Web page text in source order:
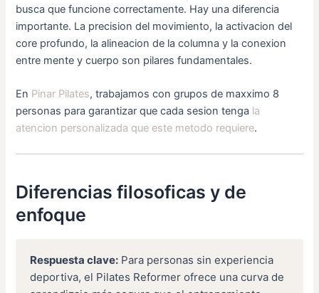
busca que funcione correctamente. Hay una diferencia
importante. La precision del movimiento, la activacion del
core profundo, la alineacion de la columna y la conexion
entre mente y cuerpo son pilares fundamentales.
En Pinar Pilates, trabajamos con grupos de maxximo 8
personas para garantizar que cada sesion tenga la
atencion personalizada que este metodo requiere.
Diferencias filosoficas y de
enfoque
Respuesta clave: Para personas sin experiencia
deportiva, el Pilates Reformer ofrece una curva de